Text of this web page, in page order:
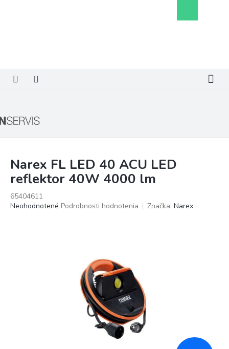
košík
Narex FL LED 40 ACU LED
reflektor 40W 4000 lm
65404611
Priemerné
Neohodnotené Podrobnosti hodnotenia Značka: Narex